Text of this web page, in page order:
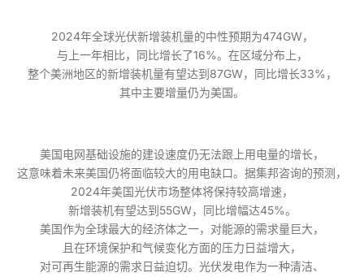
2024年全球光伏新增装机量的中性预期为474GW，
与上一年相比，同比增长了16%。在区域分布上，
整个美洲地区的新增装机量有望达到87GW，同比增长33%，
其中主要增量仍为美国。
美国电网基础设施的建设速度仍无法跟上用电量的增长，
这意味着未来美国仍将面临较大的用电缺口。据集邦咨询的预测，
2024年美国光伏市场整体将保持较高增速，
新增装机有望达到55GW，同比增幅达45%。
美国作为全球最大的经济体之一，对能源的需求量巨大，
且在环境保护和气候变化方面的压力日益增大，
对可再生能源的需求日益迫切。光伏发电作为一种清洁、